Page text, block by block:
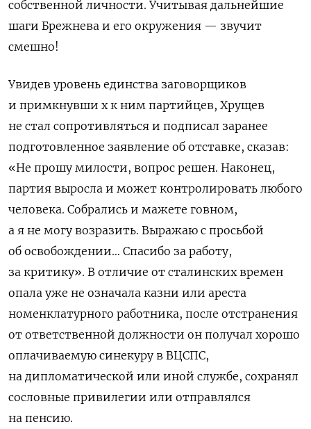
собственной личности. Учитывая дальнейшие
шаги Брежнева и его окружения — звучит
смешно!
Увидев уровень единства заговорщиков
и примкнувши х к ним партийцев, Хрущев
не стал сопротивляться и подписал заранее
подготовленное заявление об отставке, сказав:
«Не прошу милости, вопрос решен. Наконец,
партия выросла и может контролировать любого
человека. Собрались и мажете говном,
а я не могу возразить. Выражаю с просьбой
об освобождении… Спасибо за работу,
за критику». В отличие от сталинских времен
опала уже не означала казни или ареста
номенклатурного работника, после отстранения
от ответственной должности он получал хорошо
оплачиваемую синекуру в ВЦСПС,
на дипломатической или иной службе, сохранял
сословные привилегии или отправлялся
на пенсию.